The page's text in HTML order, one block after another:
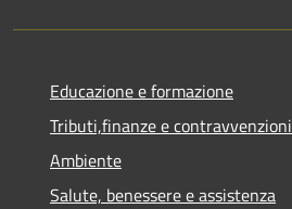
Educazione e formazione
Tributi,finanze e contravvenzioni
Ambiente
Salute, benessere e assistenza